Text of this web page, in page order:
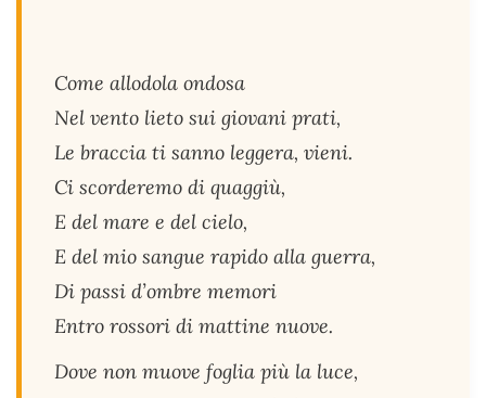
Come allodola ondosa
Nel vento lieto sui giovani prati,
Le braccia ti sanno leggera, vieni.
Ci scorderemo di quaggiù,
E del mare e del cielo,
E del mio sangue rapido alla guerra,
Di passi d’ombre memori
Entro rossori di mattine nuove.
Dove non muove foglia più la luce,